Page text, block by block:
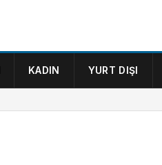
KADIN YURT DIŞI